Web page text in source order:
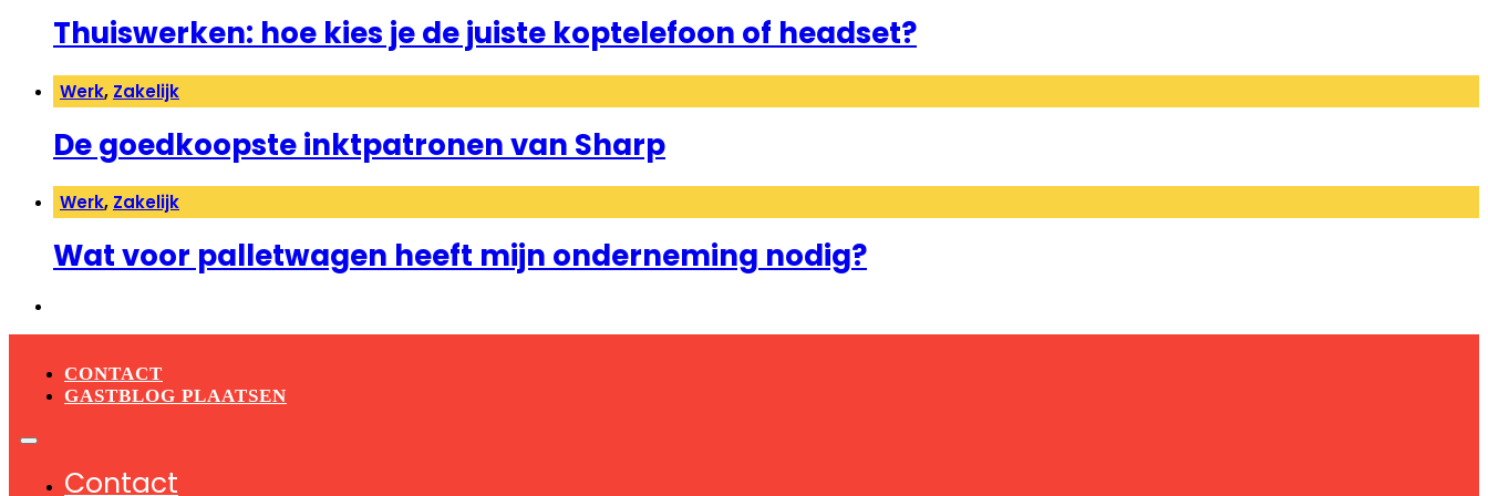
Thuiswerken: hoe kies je de juiste koptelefoon of headset?
Werk, Zakelijk
De goedkoopste inktpatronen van Sharp
Werk, Zakelijk
Wat voor palletwagen heeft mijn onderneming nodig?
CONTACT
GASTBLOG PLAATSEN
Contact